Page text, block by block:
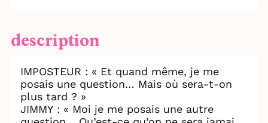
description
IMPOSTEUR : « Et quand même, je me
posais une question… Mais où sera-t-on
plus tard ? »
JIMMY : « Moi je me posais une autre